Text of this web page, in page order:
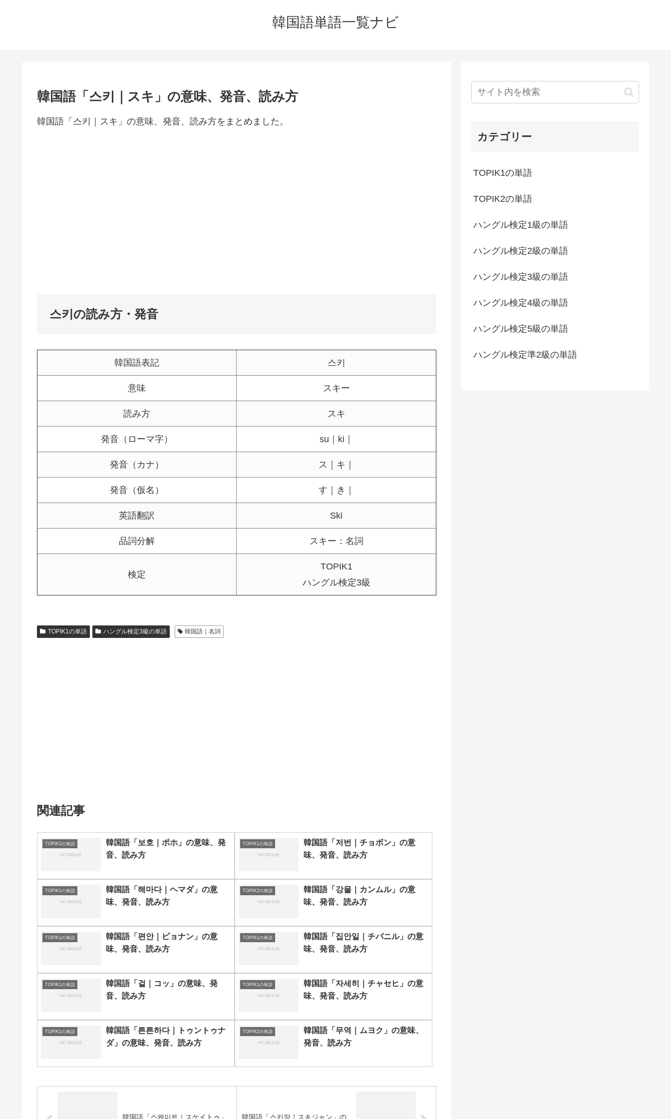
韓国語単語一覧ナビ
韓国語「스키｜スキ」の意味、発音、読み方
韓国語「스키｜スキ」の意味、発音、読み方をまとめました。
스키の読み方・発音
韓国語表記 스키
意味 スキー
読み方 スキ
発音（ローマ字） su｜ki｜
発音（カナ） ス｜キ｜
発音（仮名） す｜き｜
英語翻訳 Ski
品詞分解 スキー：名詞
検定
TOPIK1
ハングル検定3級
TOPIK1の単語 ハングル検定3級の単語 韓国語｜名詞
関連記事
TOPIK2の単語
韓国語「보호｜ポホ」の意味、発
音、読み方
TOPIK1の単語
韓国語「저번｜チョボン」の意
味、発音、読み方
TOPIK1の単語
韓国語「해마다｜ヘマダ」の意
味、発音、読み方
TOPIK2の単語
韓国語「강물｜カンムル」の意
味、発音、読み方
TOPIK1の単語
韓国語「편안｜ピョナン」の意
味、発音、読み方
TOPIK1の単語
韓国語「집안일｜チバニル」の意
味、発音、読み方
TOPIK1の単語
韓国語「겉｜コッ」の意味、発
音、読み方
TOPIK1の単語
韓国語「자세히｜チャセヒ」の意
味、発音、読み方
TOPIK1の単語
韓国語「튼튼하다｜トゥントゥナ
ダ」の意味、発音、読み方
TOPIK2の単語
韓国語「무역｜ムヨク」の意味、
発音、読み方
韓国語「스케이트｜スケイトゥ」 韓国語「스키장｜スキジャン」の
カテゴリー
TOPIK1の単語
TOPIK2の単語
ハングル検定1級の単語
ハングル検定2級の単語
ハングル検定3級の単語
ハングル検定4級の単語
ハングル検定5級の単語
ハングル検定準2級の単語